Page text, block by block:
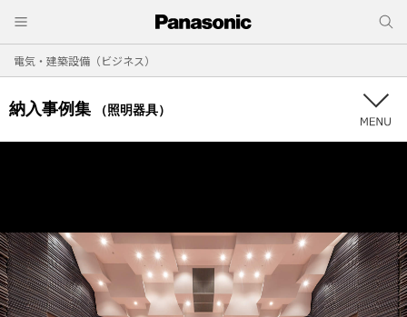
電気・建築設備（ビジネス）
納入事例集 （照明器具）